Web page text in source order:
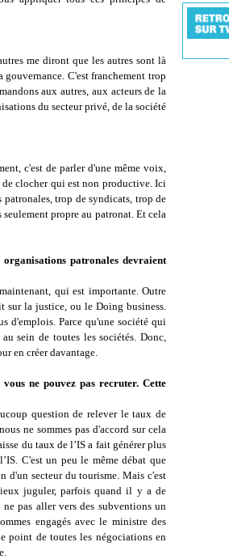
me diront que les autres sont là
C'est franchement trop
aux autres, aux acteurs de la
du secteur privé, de la société
c'est de parler d'une même voix,
de clocher qui est non productive. Ici
trop de syndicats, trop de
propre au patronat. Et cela
patronales devraient
qui est importante. Outre
sur la justice, ou le Doing business.
d'emplois. Parce qu'une société qui
sein de toutes les sociétés. Donc,
en créer davantage.
ne pouvez pas recruter. Cette
question de relever le taux de
ne sommes pas d'accord sur cela
du taux de l’IS a fait générer plus
C'est un peu le même débat que
d'un secteur du tourisme. Mais c'est
juguler, parfois quand il y a de
pas aller vers des subventions un
engagés avec le ministre des
point de toutes les négociations en